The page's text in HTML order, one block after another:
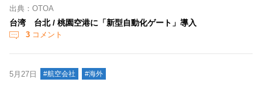
出典：OTOA
台湾 台北 / 桃園空港に「新型自動化ゲート」導入
3 コメント
5月27日 #航空会社 #海外